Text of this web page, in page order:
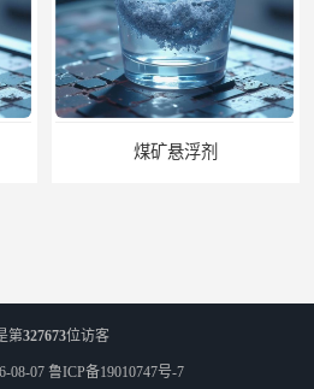
煤矿悬浮剂
第327673位访客
08-07 鲁ICP备19010747号-7